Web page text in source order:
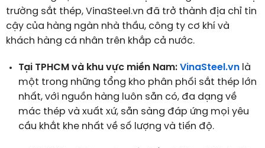
trường sắt thép, VinaSteel.vn đã trở thành địa chỉ tin
cậy của hàng ngàn nhà thầu, công ty cơ khí và
khách hàng cá nhân trên khắp cả nước.
Tại TPHCM và khu vực miền Nam: VinaSteel.vnlà
một trong những tổng kho phân phối sắt thép lớn
nhất, với nguồn hàng luôn sẵn có, đa dạng về
mác thép và xuất xứ, sẵn sàng đáp ứng mọi yêu
cầu khắt khe nhất về số lượng và tiến độ.